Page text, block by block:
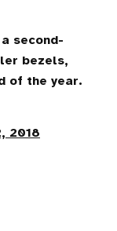
second-
bezels,
of the year.
2018